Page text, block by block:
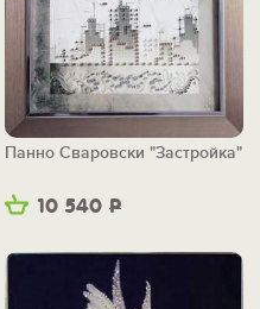
10 540 Р
Панно Сваровски "Застройка"